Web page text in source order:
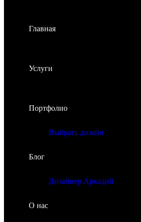
Главная
Услуги
Портфолио
Выбрать дизайн
Блог
Дизайнер Аркадий
О нас